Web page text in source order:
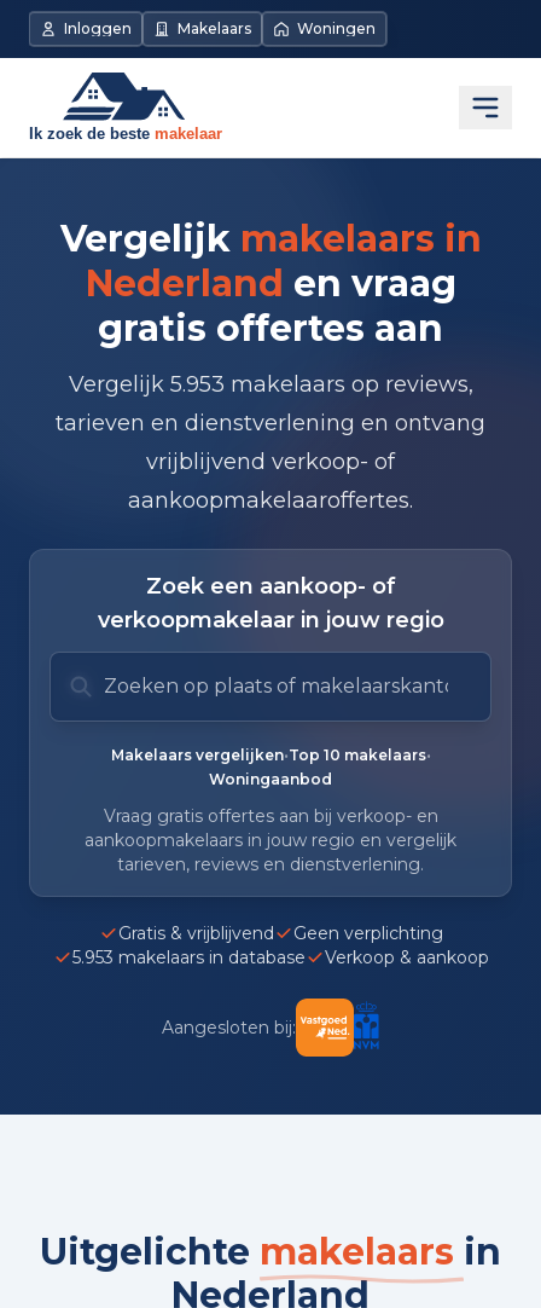
Inloggen Makelaars Woningen
Vergelijk makelaars in
Nederland en vraag
gratis offertes aan
Vergelijk 5.953 makelaars op reviews,
tarieven en dienstverlening en ontvang
vrijblijvend verkoop- of
aankoopmakelaaroffertes.
Zoek een aankoop- of
verkoopmakelaar in jouw regio
Zoek op plaats of makelaarskantoor
Typ om te zoeken. Gebruik pijl omlaag en pijl
Makelaars vergelijken•Top 10 makelaars•
Woningaanbod
Vraag gratis offertes aan bij verkoop- en
aankoopmakelaars in jouw regio en vergelijk
tarieven, reviews en dienstverlening.
Gratis & vrijblijvend
Geen verplichting
5.953 makelaars in database
Verkoop & aankoop
Aangesloten bij:
Uitgelichte makelaars in
Nederland